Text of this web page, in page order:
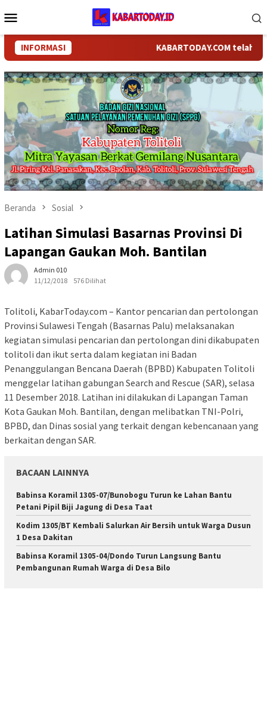
ke
Mobile
INFORMASI KABARTODAY.COM telah
Beranda Sosial
Latihan Simulasi Basarnas Provinsi Di
Lapangan Gaukan Moh. Bantilan
Admin 010
11/12/2018
576 Dilihat
Tolitoli, KabarToday.com – Kantor pencarian dan pertolongan
Provinsi Sulawesi Tengah (Basarnas Palu) melaksanakan
kegiatan simulasi pencarian dan pertolongan dini dikabupaten
tolitoli dan ikut serta dalam kegiatan ini Badan
Penanggulangan Bencana Daerah (BPBD) Kabupaten Tolitoli
menggelar latihan gabungan Search and Rescue (SAR), selasa
11 Desember 2018. Latihan ini dilakukan di Lapangan Taman
Kota Gaukan Moh. Bantilan, dengan melibatkan TNI-Polri,
BPBD, dan Dinas sosial yang terkait dengan kebencanaan yang
berkaitan dengan SAR.
BACAAN LAINNYA
Babinsa Koramil 1305-07/Bunobogu Turun ke Lahan Bantu
Petani Pipil Biji Jagung di Desa Taat
Kodim 1305/BT Kembali Salurkan Air Bersih untuk Warga Dusun
1 Desa Dakitan
Babinsa Koramil 1305-04/Dondo Turun Langsung Bantu
Pembangunan Rumah Warga di Desa Bilo